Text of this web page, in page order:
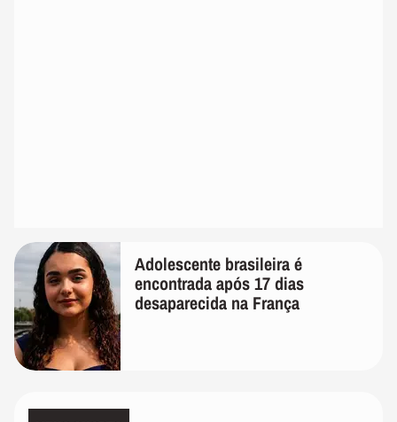
Adolescente brasileira é
encontrada após 17 dias
desaparecida na França